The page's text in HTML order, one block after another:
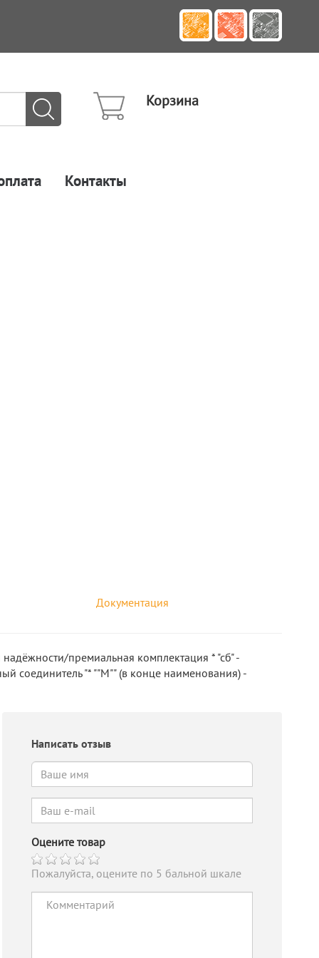
Корзина
Контакты
Документация
премиальная комплектация * "сб" -
соединитель "* ""М"" (в конце наименования) -
Написать отзыв
Оцените товар
Пожалуйста, оцените по 5 бальной шкале